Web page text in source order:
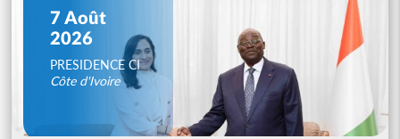
7 Août
2026
PRESIDENCE CI
Côte d'Ivoire